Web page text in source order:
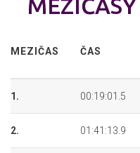
MEZIČAS ČAS
1. 00:19:01.5
2. 01:41:13.9